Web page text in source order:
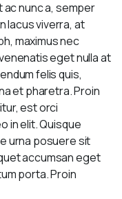
ac nunc a, semper
lacus viverra, at
maximus nec
eget nulla at
felis quis,
et pharetra. Proin
est orci
in elit. Quisque
urna posuere sit
accumsan eget
porta. Proin